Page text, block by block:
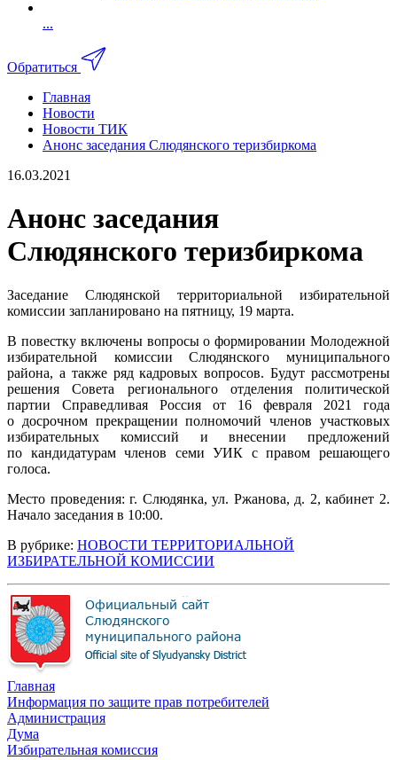
...
Обратиться
Главная
Новости
Новости ТИК
Анонс заседания Слюдянского теризбиркома
16.03.2021
Анонс заседания
Слюдянского теризбиркома
Заседание Слюдянской территориальной избирательной
комиссии запланировано на пятницу, 19 марта.
В повестку включены вопросы о формировании Молодежной
избирательной комиссии Слюдянского муниципального
района, а также ряд кадровых вопросов. Будут рассмотрены
решения Совета регионального отделения политической
партии Справедливая Россия от 16 февраля 2021 года
о досрочном прекращении полномочий членов участковых
избирательных комиссий и внесении предложений
по кандидатурам членов семи УИК с правом решающего
голоса.
Место проведения: г. Слюдянка, ул. Ржанова, д. 2, кабинет 2.
Начало заседания в 10:00.
В рубрике: НОВОСТИ ТЕРРИТОРИАЛЬНОЙ
ИЗБИРАТЕЛЬНОЙ КОМИССИИ
Главная
Информация по защите прав потребителей
Администрация
Дума
Избирательная комиссия